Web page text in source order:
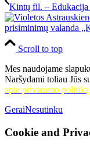
Kintų fil. – Edukacija
prisiminimų valanda
Scroll to top
Mes naudojame
Naršydami toliau Jūs
apie privatumo
GeraiNesutinku
Cookie and